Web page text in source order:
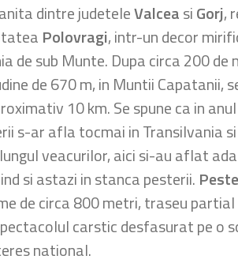
dintre judeteleValceasiGorj,
Polovragi, intr-un decor
de sub Munte. Dupa circa 200
de 670 m, in Muntii Capatanii,
10 km. Se spune ca in
s-ar afla tocmai in Transilvania
veacurilor, aici si-au aflat
si astazi in stanca pesterii.
de circa 800 metri, traseu
carstic desfasurat pe o
national.